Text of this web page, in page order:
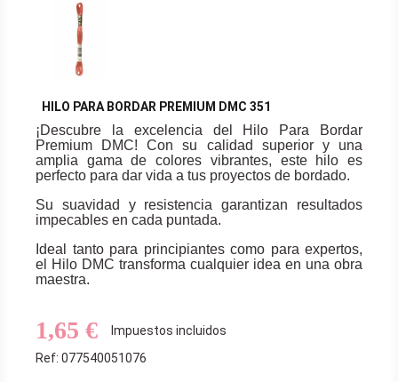
HILO PARA BORDAR PREMIUM DMC 351
¡Descubre la excelencia del Hilo Para Bordar
Premium DMC! Con su calidad superior y una
amplia gama de colores vibrantes, este hilo es
perfecto para dar vida a tus proyectos de bordado.
Su suavidad y resistencia garantizan resultados
impecables en cada puntada.
Ideal tanto para principiantes como para expertos,
el Hilo DMC transforma cualquier idea en una obra
maestra.
1,65 €
Impuestos incluidos
Ref: 077540051076